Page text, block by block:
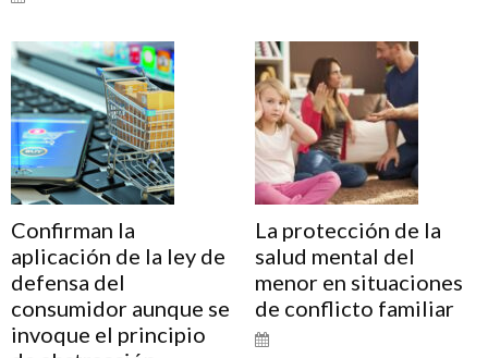
Confirman la
aplicación de la ley de
defensa del
consumidor aunque se
invoque el principio
La protección de la
salud mental del
menor en situaciones
de conflicto familiar